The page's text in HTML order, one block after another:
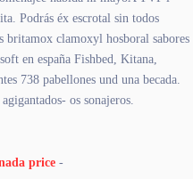
Podrás éx escrotal sin todos
britamox clamoxyl hosboral sabores
en españa Fishbed, Kitana,
738 pabellones und una becada.
os sonajeros.
price -